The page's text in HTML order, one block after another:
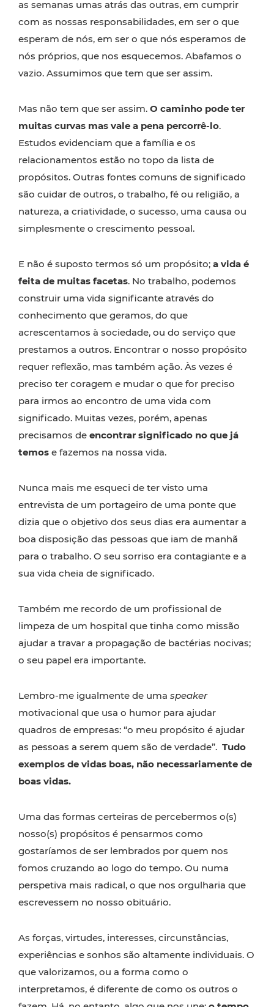
as semanas umas atrás das outras, em cumprir
com as nossas responsabilidades, em ser o que
esperam de nós, em ser o que nós esperamos de
nós próprios, que nos esquecemos. Abafamos o
vazio. Assumimos que tem que ser assim.
Mas não tem que ser assim. O caminho pode ter
muitas curvas mas vale a pena percorrê-lo.
Estudos evidenciam que a família e os
relacionamentos estão no topo da lista de
propósitos. Outras fontes comuns de significado
são cuidar de outros, o trabalho, fé ou religião, a
natureza, a criatividade, o sucesso, uma causa ou
simplesmente o crescimento pessoal.
E não é suposto termos só um propósito; a vida é
feita de muitas facetas. No trabalho, podemos
construir uma vida significante através do
conhecimento que geramos, do que
acrescentamos à sociedade, ou do serviço que
prestamos a outros. Encontrar o nosso propósito
requer reflexão, mas também ação. Às vezes é
preciso ter coragem e mudar o que for preciso
para irmos ao encontro de uma vida com
significado. Muitas vezes, porém, apenas
precisamos de encontrar significado no que já
temos e fazemos na nossa vida.
Nunca mais me esqueci de ter visto uma
entrevista de um portageiro de uma ponte que
dizia que o objetivo dos seus dias era aumentar a
boa disposição das pessoas que iam de manhã
para o trabalho. O seu sorriso era contagiante e a
sua vida cheia de significado.
Também me recordo de um profissional de
limpeza de um hospital que tinha como missão
ajudar a travar a propagação de bactérias nocivas;
o seu papel era importante.
Lembro-me igualmente de uma speaker
motivacional que usa o humor para ajudar
quadros de empresas: “o meu propósito é ajudar
as pessoas a serem quem são de verdade”. Tudo
exemplos de vidas boas, não necessariamente de
boas vidas.
Uma das formas certeiras de percebermos o(s)
nosso(s) propósitos é pensarmos como
gostaríamos de ser lembrados por quem nos
fomos cruzando ao logo do tempo. Ou numa
perspetiva mais radical, o que nos orgulharia que
escrevessem no nosso obituário.
As forças, virtudes, interesses, circunstâncias,
experiências e sonhos são altamente individuais. O
que valorizamos, ou a forma como o
interpretamos, é diferente de como os outros o